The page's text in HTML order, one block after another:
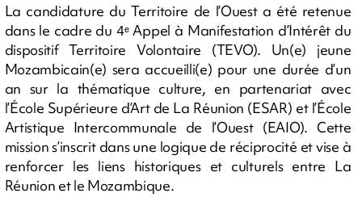
La candidature du Territoire de l’Ouest a été retenue
dans le cadre du 4ᵉ Appel à Manifestation d’Intérêt du
dispositif Territoire Volontaire (TEVO). Un(e) jeune
Mozambicain(e) sera accueilli(e) pour une durée d’un
an sur la thématique culture, en partenariat avec
l’École Supérieure d’Art de La Réunion (ESAR) et l’École
Artistique Intercommunale de l’Ouest (EAIO). Cette
mission s’inscrit dans une logique de réciprocité et vise à
renforcer les liens historiques et culturels entre La
Réunion et le Mozambique.